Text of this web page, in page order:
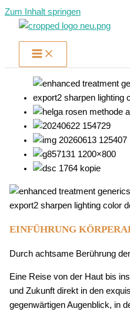
Zum Inhalt springen
EINFÜHRUNG
Durch achtsame Berührung
Eine Reise von der Haut bis
und Zukunft direkt in den
gegenwärtigen Augenblick, in